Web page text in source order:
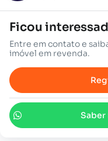
Ficou
Entre em contato e
imóvel em revenda.
Saber